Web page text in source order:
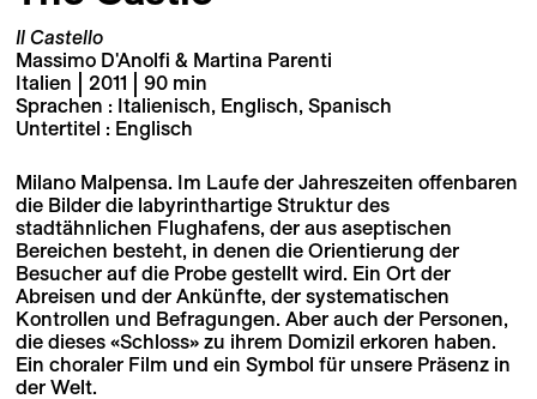
Il Castello
Massimo D'Anolfi & Martina Parenti
Italien | 2011 | 90 min
Sprachen : Italienisch, Englisch, Spanisch
Untertitel : Englisch
Milano Malpensa. Im Laufe der Jahreszeiten offenbaren
die Bilder die labyrinthartige Struktur des
stadtähnlichen Flughafens, der aus aseptischen
Bereichen besteht, in denen die Orientierung der
Besucher auf die Probe gestellt wird. Ein Ort der
Abreisen und der Ankünfte, der systematischen
Kontrollen und Befragungen. Aber auch der Personen,
die dieses «Schloss» zu ihrem Domizil erkoren haben.
Ein choraler Film und ein Symbol für unsere Präsenz in
der Welt.